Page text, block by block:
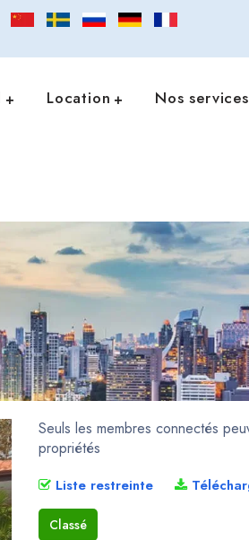
Location Nos services
Seuls les membres connectés
propriétés
Liste restreinte
Classé